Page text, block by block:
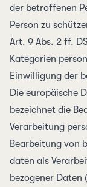
der betroffenen
Person zu
Art. 9 Abs. 2 ff.
Kate­gorien
Ein­willigung der
Die europäische
bezeichnet die
Verarbeitung
Bearbeitung von
daten als
bezogener Daten